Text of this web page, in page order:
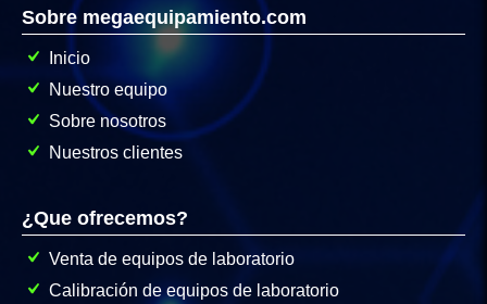
Sobre megaequipamiento.com
Inicio
Nuestro equipo
Sobre nosotros
Nuestros clientes
¿Que ofrecemos?
Venta de equipos de laboratorio
Calibración de equipos de laboratorio